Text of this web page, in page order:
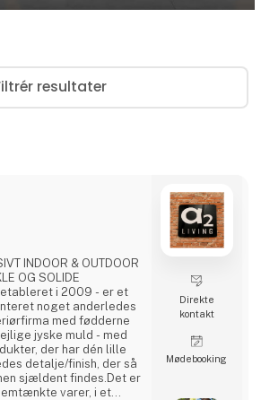
resultater
INDOOR & OUTDOOR
OG SOLIDE
i 2009 - er et
noget anderledes
med fødderne
jyske muld - med
der har dén lille
detalje/finish, der så
sjældent findes.Det er
varer, i et
Direkte
kontakt
Møde­booking